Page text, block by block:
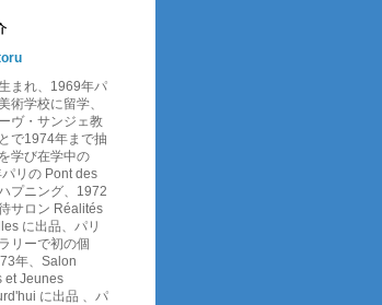
まれ、1969年パ
術学校に留学、
ヴ・サンジェ教
で1974年まで抽
学び在学中の
リの Pont des
プニング、1972
サロン Réalités
に出品、パリ
リーで初の個
年、Salon
et Jeunes
に出品 、パ